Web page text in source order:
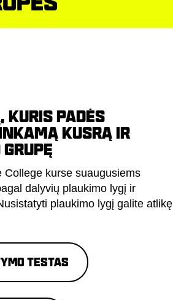
KURIS PADĖS
KUSRĄ IR
College kurse suaugusiems
dalyvių plaukimo lygį ir
plaukimo lygį galite atlikę
TESTAS